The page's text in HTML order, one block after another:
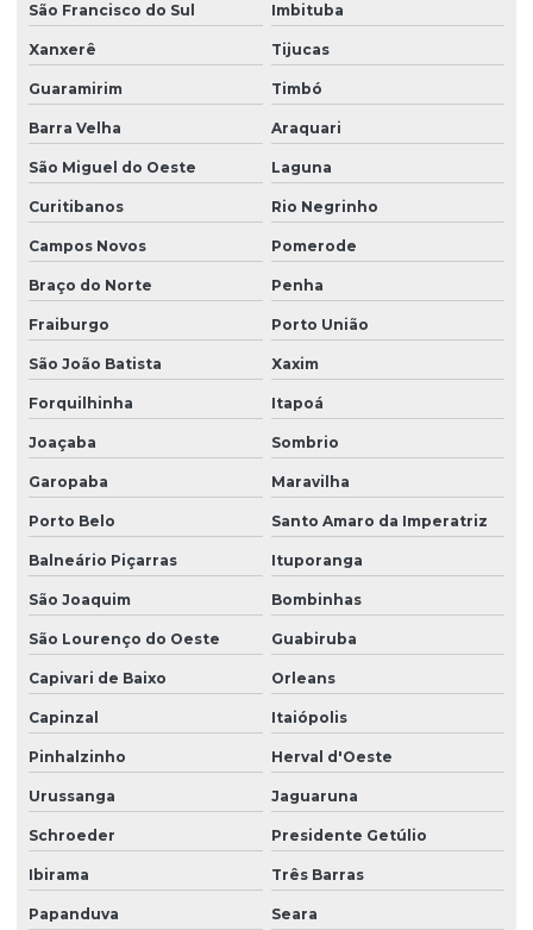
Projeto estrutural em concreto protendido
Projeto estrutural construção civil
Projeto estrutural de edifícios de concreto armado
Projeto estrutural para empresas de construção
Projeto estrutural de escada
Projeto estrutural de galpão em concreto armado
Projeto estrutural de piscina
Projeto estrutural de piscina em concreto armado
Projeto estrutural residencial
Projeto estrutural em são paulo
Projeto estrutural em sc
Projeto estrutural de sobrado
Projeto de estruturas em concreto armado
Projeto de estruturas protendidas para empresas
Projeto de fundação
Projeto fundação de casa
Projeto de fundação estacas
Projeto de fundação e estrutura
São Francisco do Sul Imbituba
Xanxerê Tijucas
Guaramirim Timbó
Barra Velha Araquari
São Miguel do Oeste Laguna
Curitibanos Rio Negrinho
Campos Novos Pomerode
Braço do Norte Penha
Fraiburgo Porto União
São João Batista Xaxim
Forquilhinha Itapoá
Joaçaba Sombrio
Garopaba Maravilha
Porto Belo Santo Amaro da Imperatriz
Balneário Piçarras Ituporanga
São Joaquim Bombinhas
São Lourenço do Oeste Guabiruba
Capivari de Baixo Orleans
Capinzal Itaiópolis
Pinhalzinho Herval d'Oeste
Urussanga Jaguaruna
Schroeder Presidente Getúlio
Ibirama Três Barras
Papanduva Seara